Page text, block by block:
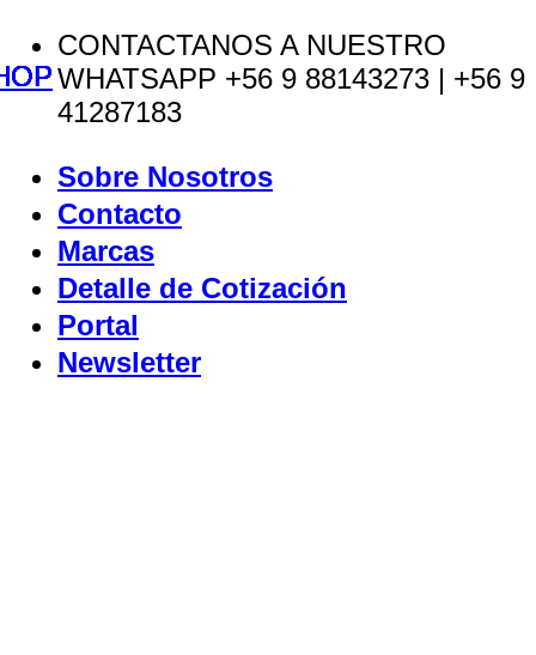
Saltar
al
contenido
CONTACTANOS A NUESTRO
WHATSAPP +56 9 88143273 | +56 9
41287183
Sobre Nosotros
Contacto
Marcas
Detalle de Cotización
Portal
Newsletter